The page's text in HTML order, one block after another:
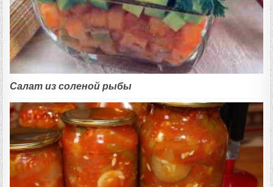
Салат из соленой рыбы